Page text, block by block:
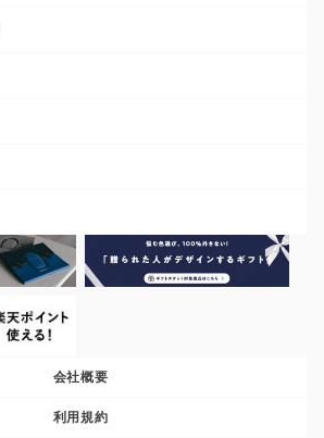
会社概要
利用規約